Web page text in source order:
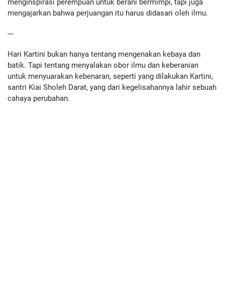
menginspirasi perempuan untuk berani bermimpi, tapi juga
mengajarkan bahwa perjuangan itu harus didasari oleh ilmu.
---
Hari Kartini bukan hanya tentang mengenakan kebaya dan
batik. Tapi tentang menyalakan obor ilmu dan keberanian
untuk menyuarakan kebenaran, seperti yang dilakukan Kartini,
santri Kiai Sholeh Darat, yang dari kegelisahannya lahir sebuah
cahaya perubahan.